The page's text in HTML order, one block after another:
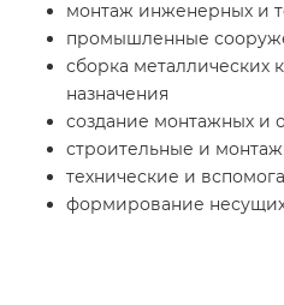
монтаж инженерных и
промышленные
сборка металлических
назначения
создание монтажных и
строительные и
технические и
формирование